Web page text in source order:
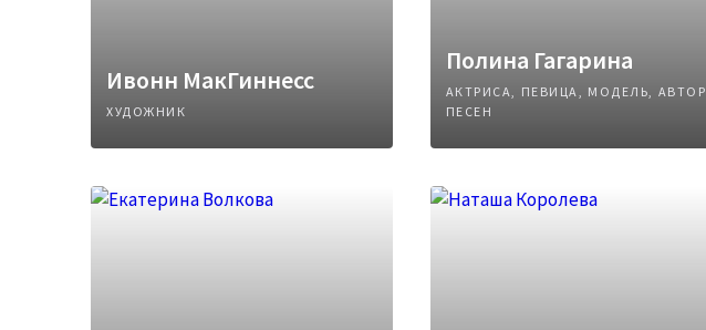
Ивонн МакГиннесс
ХУДОЖНИК
Полина Гагарина
АКТРИСА, ПЕВИЦА, МОДЕЛЬ, АВТОР
ПЕСЕН